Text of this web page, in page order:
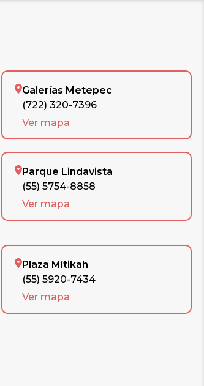
Galerías Metepec
(722) 320-7396
Ver mapa
Parque Lindavista
(55) 5754-8858
Ver mapa
Plaza Mítikah
(55) 5920-7434
Ver mapa